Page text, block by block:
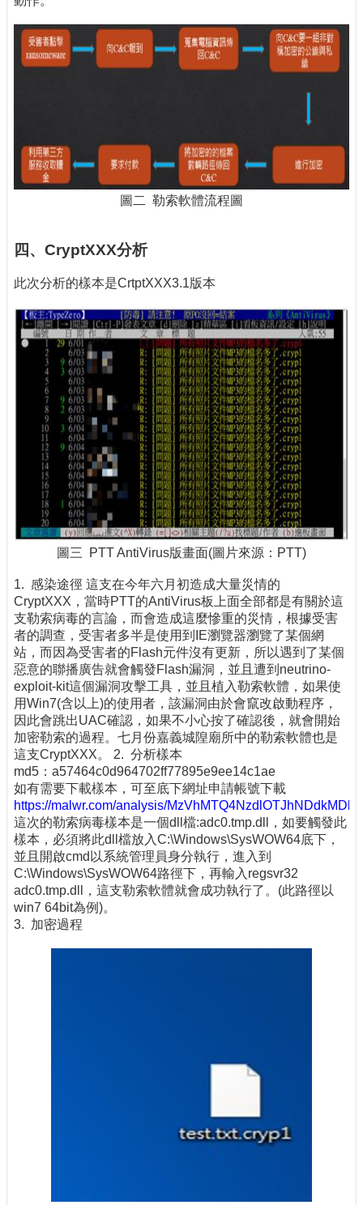
圖二 勒索軟體流程圖
四、CryptXXX分析
此次分析的樣本是CrtptXXX3.1版本
圖三 PTT AntiVirus版畫面(圖片來源：PTT)
1. 感染途徑 這支在今年六月初造成大量災情的
CryptXXX，當時PTT的AntiVirus板上面全部都是有關於這
支勒索病毒的言論，而會造成這麼慘重的災情，根據受害
者的調查，受害者多半是使用到IE瀏覽器瀏覽了某個網
站，而因為受害者的Flash元件沒有更新，所以遇到了某個
惡意的聯播廣告就會觸發Flash漏洞，並且遭到neutrino-
exploit-kit這個漏洞攻擊工具，並且植入勒索軟體，如果使
用Win7(含以上)的使用者，該漏洞由於會竄改啟動程序，
因此會跳出UAC確認，如果不小心按了確認後，就會開始
加密勒索的過程。七月份嘉義城隍廟所中的勒索軟體也是
這支CryptXXX。 2. 分析樣本
md5：a57464c0d964702ff77895e9ee14c1ae
如有需要下載樣本，可至底下網址申請帳號下載
https://malwr.com/analysis/
這次的勒索病毒樣本是一個dll檔:adc0.tmp.dll，如要觸發此
樣本，必須將此dll檔放入C:\Windows\SysWOW64底下，
並且開啟cmd以系統管理員身分執行，進入到
C:\Windows\SysWOW64路徑下，再輸入regsvr32
adc0.tmp.dll，這支勒索軟體就會成功執行了。(此路徑以
win7 64bit為例)。
3. 加密過程